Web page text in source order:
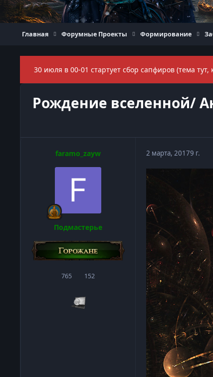
Главная Форумные Проекты Формирование
30 июля в 00-01 стартует сбор сапфиров (тема тут,
Рождение вселенной/
faramo_zayw
Подмастерье
765сообщения
152Репутация
2 марта, 20179 г.